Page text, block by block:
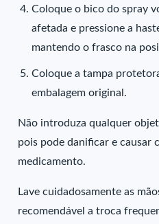
Coloque o bico do spray
afetada e pressione a
mantendo o frasco na
Coloque a tampa
embalagem original.
Não introduza qualquer
pois pode danificar e causar
medicamento.
Lave cuidadosamente as
recomendável a troca